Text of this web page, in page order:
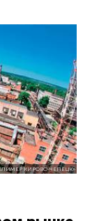
КИРОВО-ЧЕПЕЦК»